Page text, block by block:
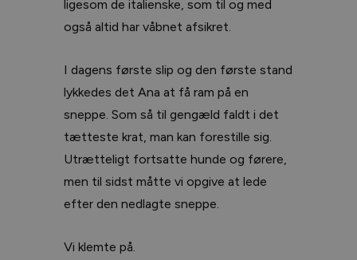
ligesom de italienske, som til og med
også altid har våbnet afsikret.
I dagens første slip og den første stand
lykkedes det Ana at få ram på en
sneppe. Som så til gengæld faldt i det
tætteste krat, man kan forestille sig.
Utrætteligt fortsatte hunde og førere,
men til sidst måtte vi opgive at lede
efter den nedlagte sneppe.
Vi klemte på.